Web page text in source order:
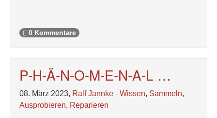
0 Kommentare
P-H-Ä-N-O-M-E-N-A-L …
08. März 2023, Ralf Jannke - Wissen, Sammeln,
Ausprobieren, Reparieren